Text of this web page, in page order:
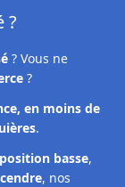
?
? Vous ne
?
en moins de
.
basse,
, nos